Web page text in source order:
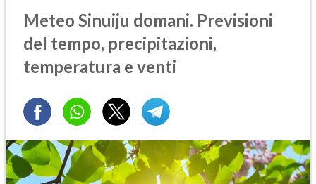
Meteo Sinuiju domani. Previsioni
del tempo, precipitazioni,
temperatura e venti